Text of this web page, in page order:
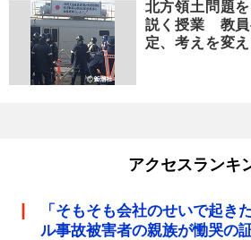
北方領土問題
説く授業 教員
定、考えを変
アクセスランキ
「そもそも会社のせいで起
ル事故被害者の親族が慟哭